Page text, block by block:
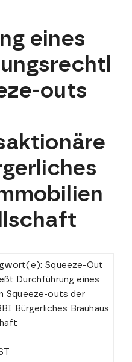
eines
outs
Squeeze-Out
Durchführung eines
Squeeze-outs der
Bürgerliches Brauhaus